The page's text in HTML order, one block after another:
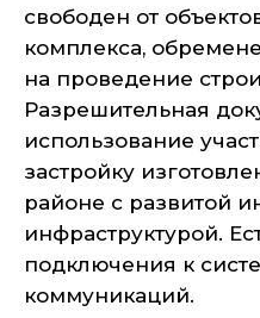
свободен от
комплекса,
на проведение
Разрешительная
использование
застройку
районе с развитой
инфраструктурой.
подключения к
коммуникаций.